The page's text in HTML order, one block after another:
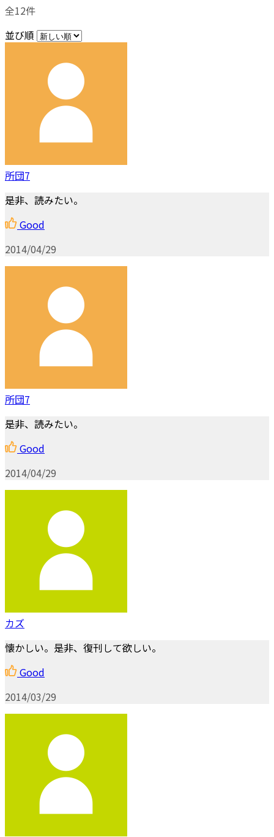
全12件
並び順
所団7
是非、読みたい。
Good
2014/04/29
所団7
是非、読みたい。
Good
2014/04/29
カズ
懐かしい。是非、復刊して欲しい。
Good
2014/03/29